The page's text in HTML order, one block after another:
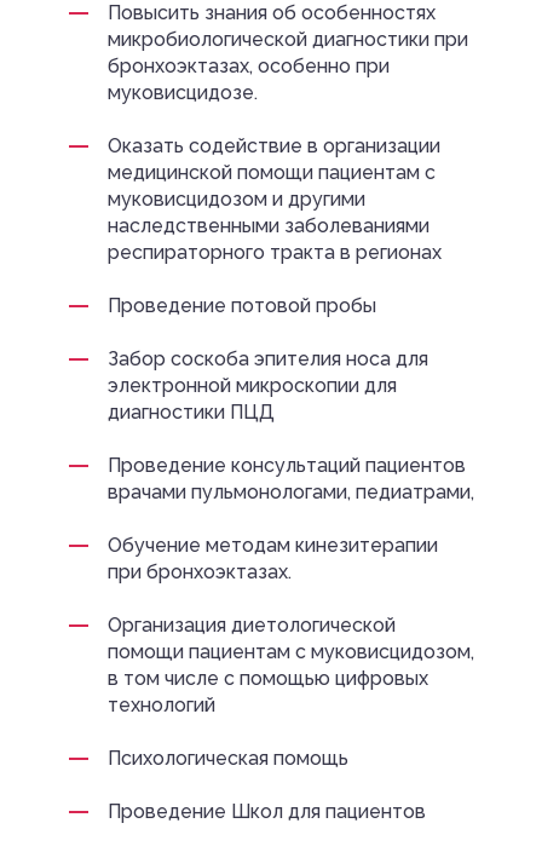
Повысить знания об особенностях
микробиологической диагностики при
бронхоэктазах, особенно при
муковисцидозе.
Оказать содействие в организации
медицинской помощи пациентам с
муковисцидозом и другими
наследственными заболеваниями
респираторного тракта в регионах
Проведение потовой пробы
Забор соскоба эпителия носа для
электронной микроскопии для
диагностики ПЦД
Проведение консультаций пациентов
врачами пульмонологами, педиатрами,
Обучение методам кинезитерапии
при бронхоэктазах.
Организация диетологической
помощи пациентам с муковисцидозом,
в том числе с помощью цифровых
технологий
Психологическая помощь
Проведение Школ для пациентов